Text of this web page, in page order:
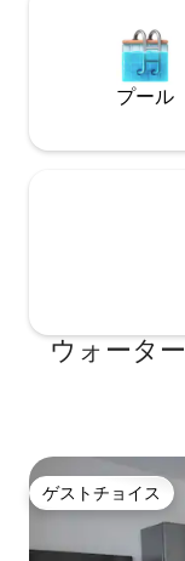
プール
ウォータ
ゲストチョイス
ゲストチョイス